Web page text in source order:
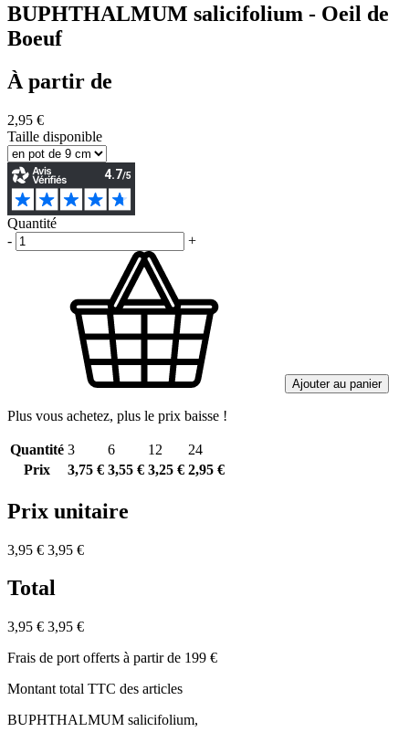
BUPHTHALMUM salicifolium - Oeil de
Boeuf
À partir de
2,95 €
Taille disponible
Quantité
-
+
Ajouter au panier
Plus vous achetez, plus le prix baisse !
Quantité 3 6 12
24
Prix
3,75 € 3,55 € 3,25 € 2,95 €
Prix unitaire
3,95 € 3,95 €
Total
3,95 € 3,95 €
Frais de port offerts à partir de 199 €
Montant total TTC des articles
BUPHTHALMUM salicifolium,